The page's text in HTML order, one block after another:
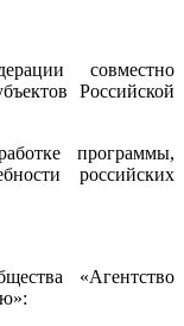
совместно
Российской
программы,
российских
«Агентство